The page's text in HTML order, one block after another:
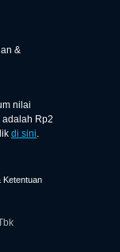
&
nilai
Rp2
di sini.
Ketentuan